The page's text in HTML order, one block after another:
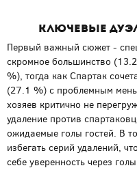
Ключевые
Первый важный сюжет -
скромное большинство
%), тогда как Спартак
(27.1 %) с проблемным
хозяев критично не
удаление против
ожидаемые голы гостей. В
избегать серий удалений,
себе уверенность через